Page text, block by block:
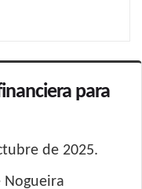
para
de 2025.
Nogueira